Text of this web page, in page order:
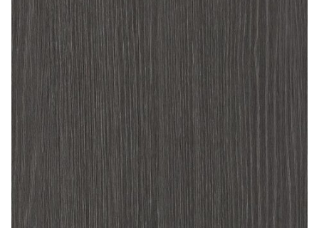
Textiel
Gereedschap
SALE
Advies